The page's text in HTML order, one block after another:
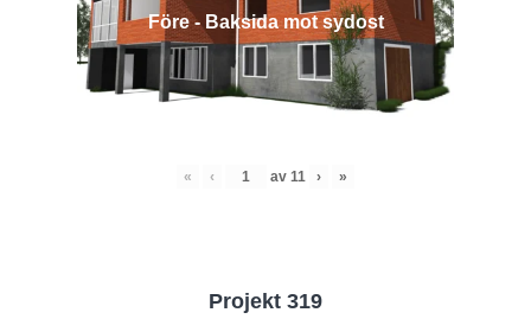
Före - Baksida mot sydost
« ‹ av 11 › »
Projekt 319